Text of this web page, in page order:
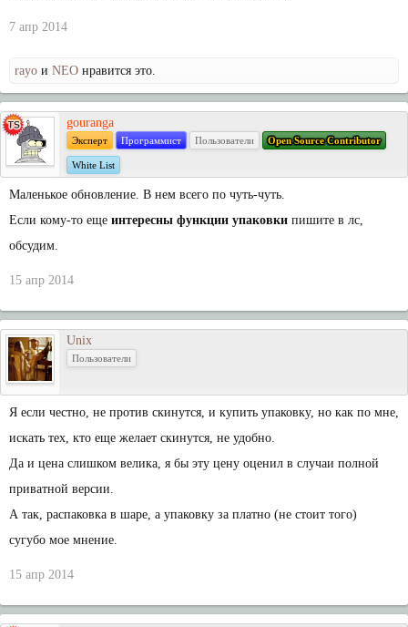
7 апр 2014
rayo и NEO нравится это.
gouranga
Эксперт Программист Пользователи Open Source Contributor
White List
Маленькое обновление. В нем всего по чуть-чуть.
Если кому-то еще интересны функции упаковки пишите в лс,
обсудим.
15 апр 2014
Unix
Пользователи
Я если честно, не против скинутся, и купить упаковку, но как по мне,
искать тех, кто еще желает скинутся, не удобно.
Да и цена слишком велика, я бы эту цену оценил в случаи полной
приватной версии.
А так, распаковка в шаре, а упаковку за платно (не стоит того)
сугубо мое мнение.
15 апр 2014